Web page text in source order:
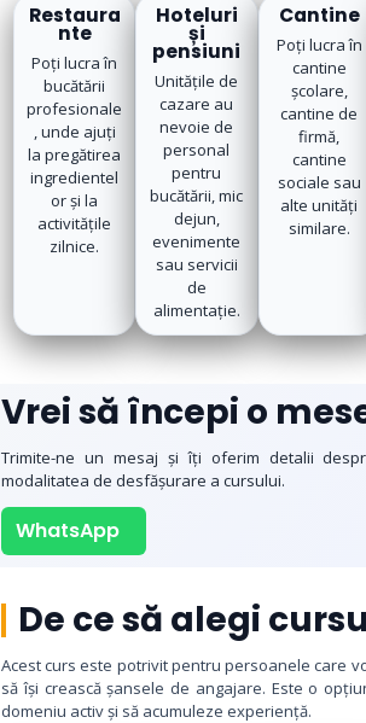
Restaura
nte
Poți lucra în
bucătării
profesionale
, unde ajuți
la pregătirea
ingredientel
or și la
activitățile
zilnice.
Hoteluri
și
pensiuni
Unitățile de
cazare au
nevoie de
personal
pentru
bucătării, mic
dejun,
evenimente
sau servicii
de
alimentație.
Cantine
Poți lucra în
cantine
școlare,
cantine de
firmă,
cantine
sociale sau
alte unități
similare.
Vrei să începi o
Trimite-ne un mesaj și îți oferim detalii
modalitatea de desfășurare a cursului.
WhatsApp
De ce să alegi
Acest curs este potrivit pentru persoanele care
să își crească șansele de angajare. Este o
domeniu activ și să acumuleze experiență.